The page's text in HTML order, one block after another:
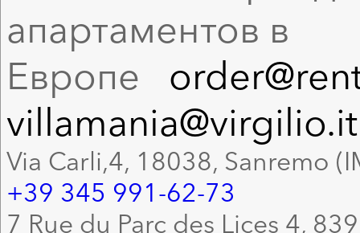
апартаментов в
Европе
villamania@virgilio.it
Via Carli,4, 18038, Sanremo
+39 345 991-62-73
7 Rue du Parc des Lices 4,